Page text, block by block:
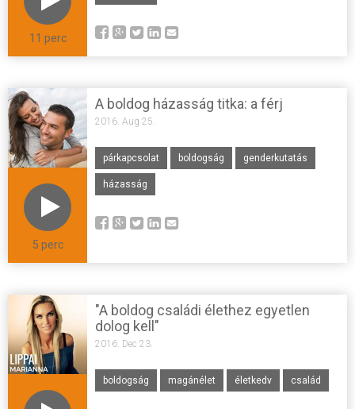
11 perc
5 perc
A boldog házasság titka: a férj
2016. Aug 25.
párkapcsolat boldogság genderkutatás
házasság
"A boldog családi élethez egyetlen
dolog kell"
2016. Dec 23.
boldogság magánélet életkedv család